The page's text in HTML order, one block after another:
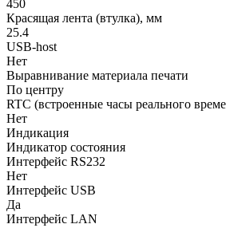
450
Красящая лента (втулка), мм
25.4
USB-host
Нет
Выравнивание материала печати
По центру
RTC (встроенные часы реального
Нет
Индикация
Индикатор состояния
Интерфейс RS232
Нет
Интерфейс USB
Да
Интерфейс LAN